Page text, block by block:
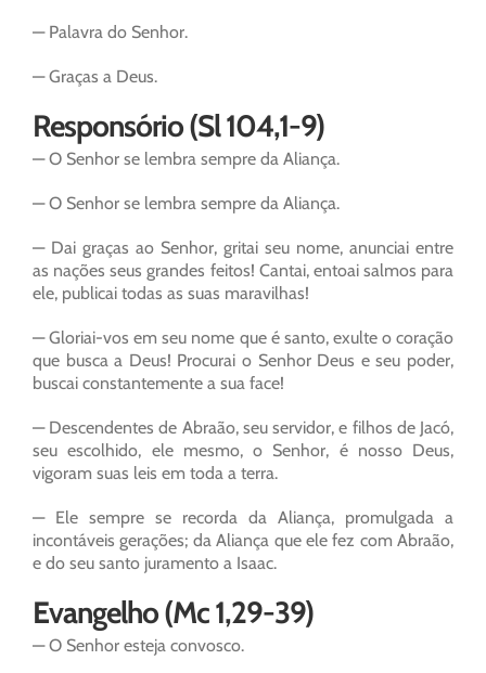
— Palavra do Senhor.
— Graças a Deus.
Responsório (Sl 104,1-9)
— O Senhor se lembra sempre da Aliança.
— O Senhor se lembra sempre da Aliança.
— Dai graças ao Senhor, gritai seu nome, anunciai entre
as nações seus grandes feitos! Cantai, entoai salmos para
ele, publicai todas as suas maravilhas!
— Gloriai-vos em seu nome que é santo, exulte o coração
que busca a Deus! Procurai o Senhor Deus e seu poder,
buscai constantemente a sua face!
— Descendentes de Abraão, seu servidor, e filhos de Jacó,
seu escolhido, ele mesmo, o Senhor, é nosso Deus,
vigoram suas leis em toda a terra.
— Ele sempre se recorda da Aliança, promulgada a
incontáveis gerações; da Aliança que ele fez com Abraão,
e do seu santo juramento a Isaac.
Evangelho (Mc 1,29-39)
— O Senhor esteja convosco.